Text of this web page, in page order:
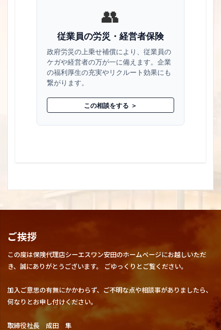
👥
従業員の労災・経営者保険
政府労災の上乗せ補償により、従業員の
ケガや経営者の万が一に備えます。企業
の福利厚生の充実やリクルート効果にも
繋がります。
この相談をする ＞
ご挨拶
この度は保険代理店シーエスワン安田のホームページにお越しいただ
き、誠にありがとうございます。 ごゆっくりとご覧ください。
加入ご意思の有無にかかわらず、ご不明な点や相談事がありましたら、
何なりとお申し付けください。
取締役社長 成田 隼